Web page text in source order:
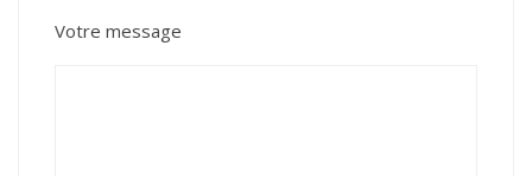
Votre message